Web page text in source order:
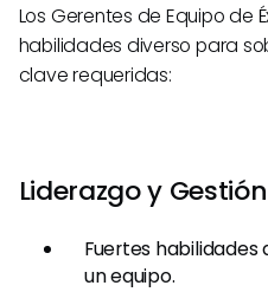
Los Gerentes de Equipo de
habilidades diverso para
clave requeridas:
Liderazgo y Gestión
Fuertes
un equipo.